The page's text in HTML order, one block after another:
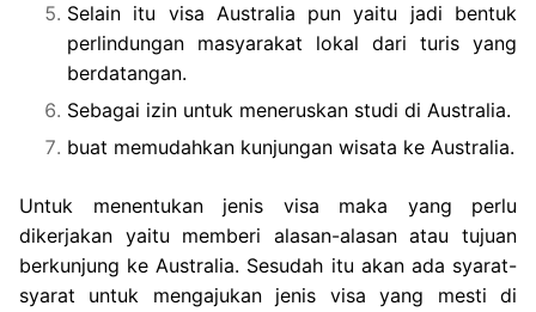
Selain itu visa Australia pun yaitu jadi bentuk
perlindungan masyarakat lokal dari turis yang
berdatangan.
Sebagai izin untuk meneruskan studi di Australia.
buat memudahkan kunjungan wisata ke Australia.
Untuk menentukan jenis visa maka yang perlu
dikerjakan yaitu memberi alasan-alasan atau tujuan
berkunjung ke Australia. Sesudah itu akan ada syarat-
syarat untuk mengajukan jenis visa yang mesti di